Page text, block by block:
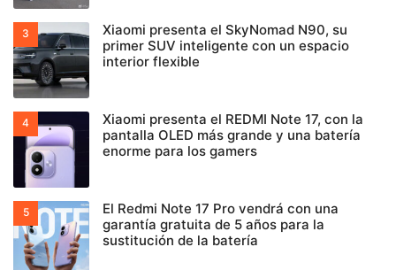
Xiaomi presenta el SkyNomad N90, su
primer SUV inteligente con un espacio
interior flexible
Xiaomi presenta el REDMI Note 17, con la
pantalla OLED más grande y una batería
enorme para los gamers
El Redmi Note 17 Pro vendrá con una
garantía gratuita de 5 años para la
sustitución de la batería